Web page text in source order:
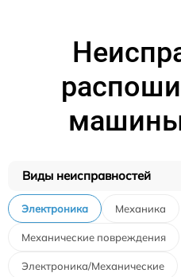
Виды неисправностей
Электроника Механика
Механические повреждения
Электроника/Механические